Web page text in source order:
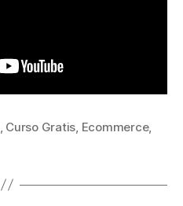
Curso Gratis Ecommerce,